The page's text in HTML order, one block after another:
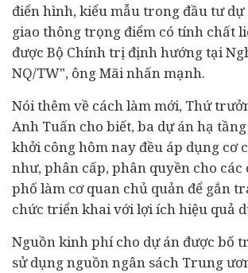
điển hình, kiểu mẫu trong đầu tưdự
giao thông trọng điểm có tính chất
được Bộ Chính trị định hướng tại
NQ/TW", ông Mãi nhấn mạnh.
Nói thêm về cách làm mới, Thứ
Anh Tuấn cho biết, ba dự án hạ
khởi công hôm nay đều áp dụng cơ
như, phân cấp, phân quyền cho
phố làm cơ quan chủ quản để gắn
chức triển khai với lợi ích hiệu quả
Nguồn kinh phí cho dự án được bố
sử dụng nguồn ngân sách Trung